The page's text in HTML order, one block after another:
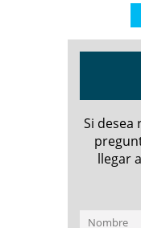
Si desea
llegar